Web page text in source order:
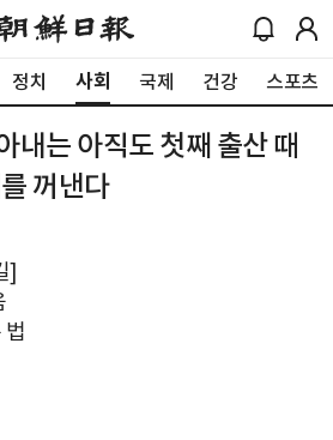
정치 사회 국제 건강 스포츠
는 아직도 첫째 출산 때
꺼낸다
]
법